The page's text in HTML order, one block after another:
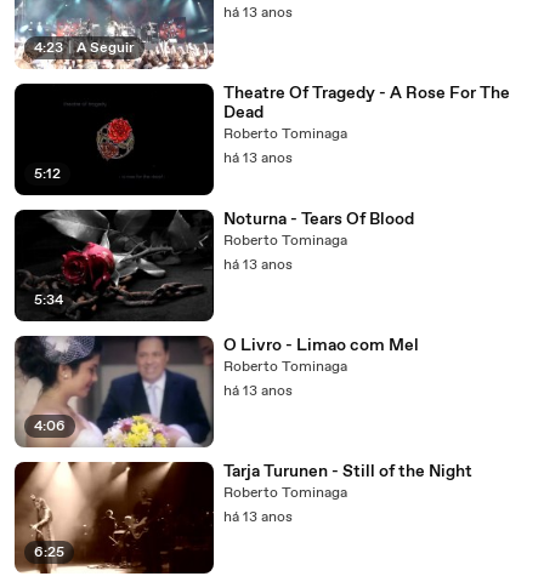
4:23 A Seguir
há 13 anos
5:12
Theatre Of Tragedy - A Rose For The
Dead
Roberto Tominaga
há 13 anos
5:34
Noturna - Tears Of Blood
Roberto Tominaga
há 13 anos
4:06
O Livro - Limao com Mel
Roberto Tominaga
há 13 anos
6:25
Tarja Turunen - Still of the Night
Roberto Tominaga
há 13 anos